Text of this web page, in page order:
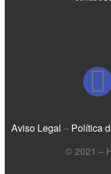
Aviso Legal – Política
© 2021 –